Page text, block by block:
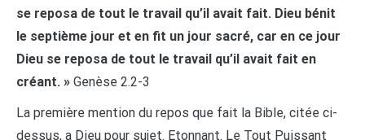
se reposa de tout le travail qu’il avait fait. Dieu bénit
le septième jour et en fit un jour sacré, car en ce jour
Dieu se reposa de tout le travail qu’il avait fait en
créant. » Genèse 2.2-3
La première mention du repos que fait la Bible, citée ci-
dessus, a Dieu pour sujet. Etonnant. Le Tout Puissant